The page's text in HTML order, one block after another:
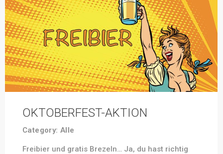
OKTOBERFEST-AKTION
Category:Alle
Freibier und gratis Brezeln… Ja, du hast richtig